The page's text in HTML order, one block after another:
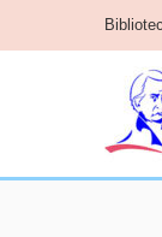
content